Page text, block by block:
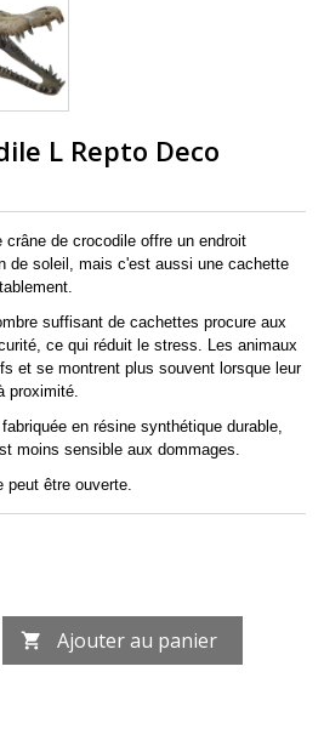
L Repto Deco
de crocodile offre un endroit
de soleil, mais c'est aussi une cachette
suffisant de cachettes procure aux
ce qui réduit le stress. Les animaux
et se montrent plus souvent lorsque leur
proximité.
en résine synthétique durable,
moins sensible aux dommages.
être ouverte.
 Ajouter au panier